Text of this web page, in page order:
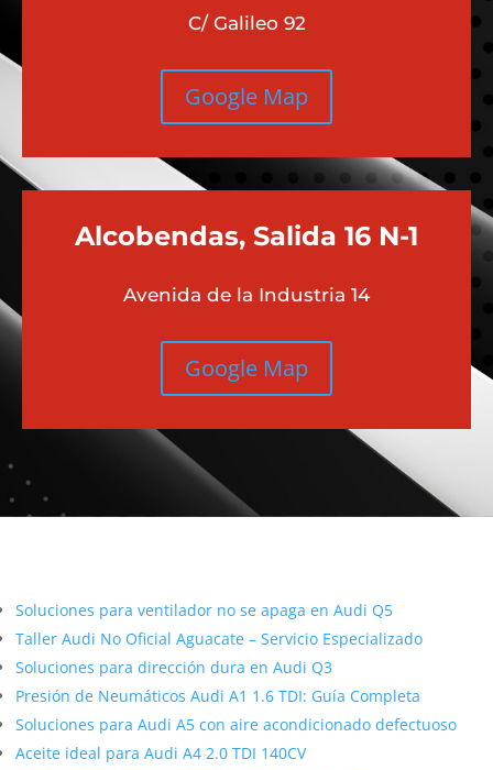
C/ Galileo 92
Google Map
Alcobendas, Salida 16 N-1
Avenida de la Industria 14
Google Map
Soluciones para ventilador no se apaga en Audi Q5
Taller Audi No Oficial Aguacate – Servicio Especializado
Soluciones para dirección dura en Audi Q3
Presión de Neumáticos Audi A1 1.6 TDI: Guía Completa
Soluciones para Audi A5 con aire acondicionado defectuoso
Aceite ideal para Audi A4 2.0 TDI 140CV